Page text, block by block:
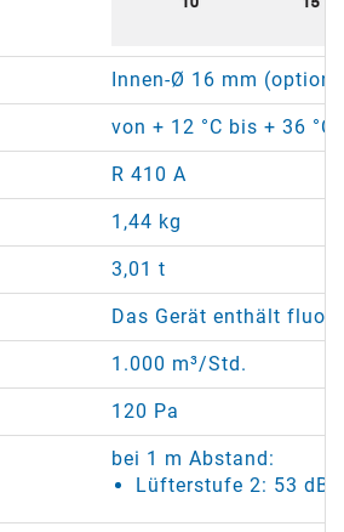
Innen-Ø 16 mm
von + 12 °C bis + 36
R 410 A
1,44 kg
3,01 t
Das Gerät enthält
1.000 m³/Std.
120 Pa
bei 1 m Abstand:
Lüfterstufe 2: 53